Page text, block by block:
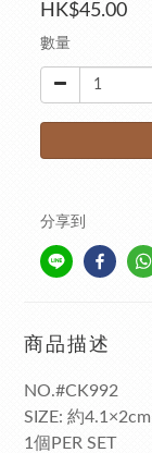
HK$45.00
數量
分享到
商品描述
NO.#CK992
SIZE: 約4.1×2cm
1個PER SET